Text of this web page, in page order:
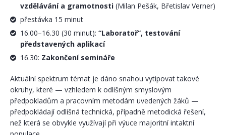
vzdělávání a gramotnosti (Milan Pešák, Břetislav Verner)
přestávka 15 minut
16.00–16.30 (30 minut): “Laboratoř”, testování
představených aplikací
16.30: Zakončení semináře
Aktuální spektrum témat je dáno snahou vytipovat takové
okruhy, které — vzhledem k odlišným smyslovým
předpokladům a pracovním metodám uvedených žáků —
předpokládají odlišná technická, případně metodická řešení,
než která se obvykle využívají při výuce majoritní intaktní